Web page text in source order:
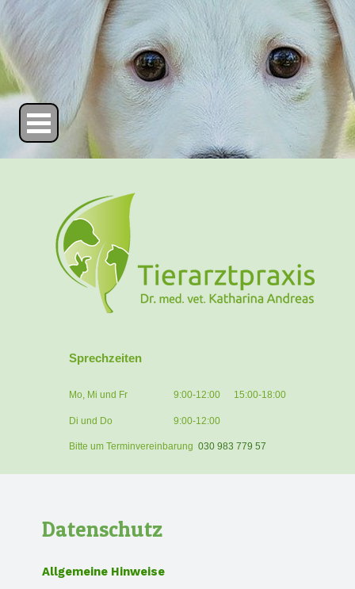
Direkt zum Seiteninhalt
Menü überspringen
Sprechzeiten
Mo, Mi und Fr 9:00-12:00 15:00-18:00
Di und Do 9:00-12:00
Bitte um Terminvereinbarung 030 983 779 57
Datenschutz
Allgemeine Hinweise